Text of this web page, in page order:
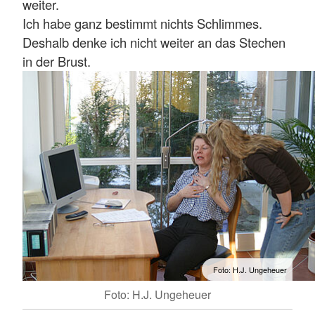
weiter.
Ich habe ganz bestimmt nichts Schlimmes.
Deshalb denke ich nicht weiter an das Stechen
in der Brust.
Foto: H.J. Ungeheuer
Foto: H.J. Ungeheuer